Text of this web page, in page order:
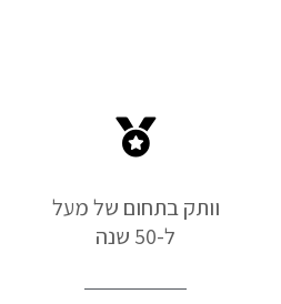
וותק בתחום של מעל
ל-50 שנה